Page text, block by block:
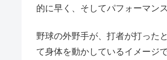
的に早く、そしてパフォーマン
野球の外野手が、打者が打った
て身体を動かしているイメージで